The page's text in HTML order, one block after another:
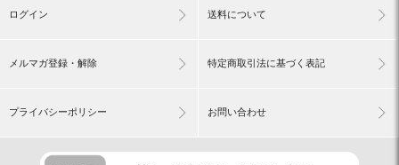
ログイン 送料について
メルマガ登録・解除 特定商取引法に基づく表記
プライバシーポリシー お問い合わせ